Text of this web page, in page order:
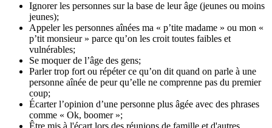
Ignorer les personnes sur la base de leur âge (jeunes ou moins
jeunes);
Appeler les personnes aînées ma « p’tite madame » ou mon «
p’tit monsieur » parce qu’on les croit toutes faibles et
vulnérables;
Se moquer de l’âge des gens;
Parler trop fort ou répéter ce qu’on dit quand on parle à une
personne aînée de peur qu’elle ne comprenne pas du premier
coup;
Écarter l’opinion d’une personne plus âgée avec des phrases
comme « Ok, boomer »;